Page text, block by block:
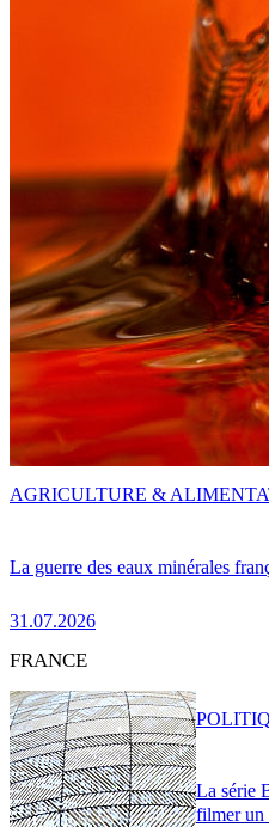
La guerre des eaux minérales
31.07.2026
AGRICULTURE &
FRANCE
La série
filmer un